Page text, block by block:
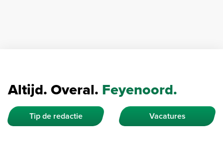
Altijd. Overal. Feyenoord.
Tip de redactie Vacatures